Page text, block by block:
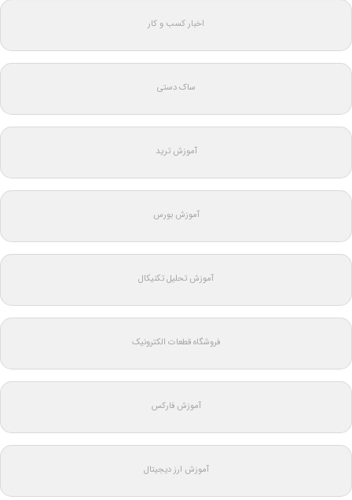
اخبار کسب و کار
ساک دستی
آموزش ترید
آموزش بورس
آموزش تحلیل تکنیکال
فروشگاه قطعات الکترونیک
آموزش فارکس
آموزش ارز دیجیتال